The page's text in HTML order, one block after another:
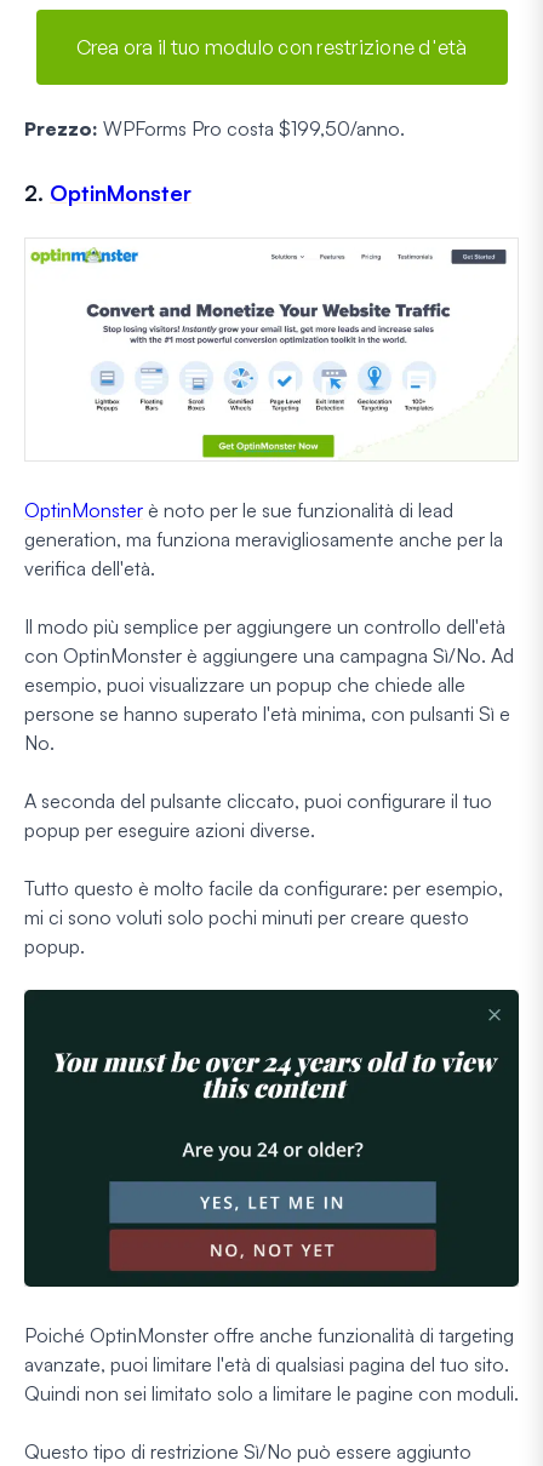
Crea ora il tuo modulo con restrizione d'età
Prezzo: WPForms Pro costa $199,50/anno.
2. OptinMonster
OptinMonster è noto per le sue funzionalità di lead
generation, ma funziona meravigliosamente anche per la
verifica dell'età.
Il modo più semplice per aggiungere un controllo dell'età
con OptinMonster è aggiungere una campagna Sì/No. Ad
esempio, puoi visualizzare un popup che chiede alle
persone se hanno superato l'età minima, con pulsanti Sì e
No.
A seconda del pulsante cliccato, puoi configurare il tuo
popup per eseguire azioni diverse.
Tutto questo è molto facile da configurare: per esempio,
mi ci sono voluti solo pochi minuti per creare questo
popup.
Poiché OptinMonster offre anche funzionalità di targeting
avanzate, puoi limitare l'età di qualsiasi pagina del tuo sito.
Quindi non sei limitato solo a limitare le pagine con moduli.
Questo tipo di restrizione Sì/No può essere aggiunto